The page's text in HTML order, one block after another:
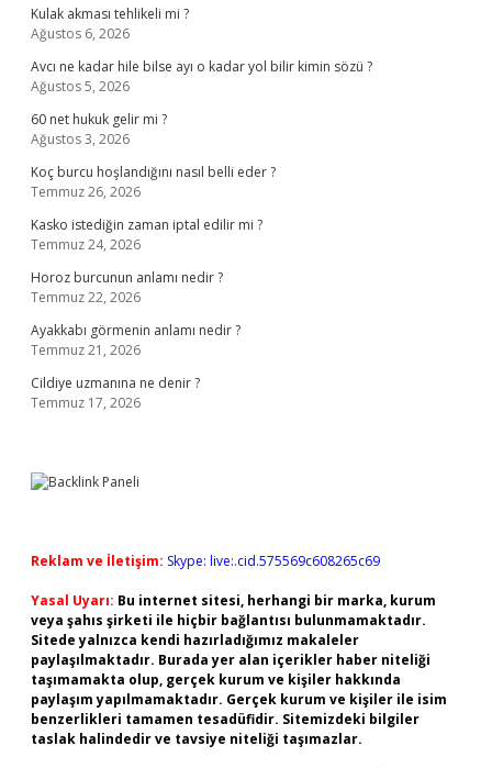
Kulak akması tehlikeli mi ?
Ağustos 6, 2026
Avcı ne kadar hile bilse ayı o kadar yol bilir kimin sözü ?
Ağustos 5, 2026
60 net hukuk gelir mi ?
Ağustos 3, 2026
Koç burcu hoşlandığını nasıl belli eder ?
Temmuz 26, 2026
Kasko istediğin zaman iptal edilir mi ?
Temmuz 24, 2026
Horoz burcunun anlamı nedir ?
Temmuz 22, 2026
Ayakkabı görmenin anlamı nedir ?
Temmuz 21, 2026
Cildiye uzmanına ne denir ?
Temmuz 17, 2026
Reklam ve İletişim: Skype: live:.cid.575569c608265c69
Yasal Uyarı: Bu internet sitesi, herhangi bir marka, kurum
veya şahıs şirketi ile hiçbir bağlantısı bulunmamaktadır.
Sitede yalnızca kendi hazırladığımız makaleler
paylaşılmaktadır. Burada yer alan içerikler haber niteliği
taşımamakta olup, gerçek kurum ve kişiler hakkında
paylaşım yapılmamaktadır. Gerçek kurum ve kişiler ile isim
benzerlikleri tamamen tesadüfidir. Sitemizdeki bilgiler
taslak halindedir ve tavsiye niteliği taşımazlar.